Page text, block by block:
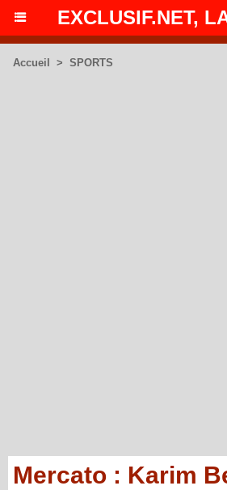
EXCLUSIF.NET,
Accueil > SPORTS
Mercato : Karim